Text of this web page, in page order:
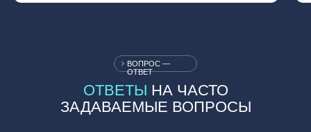
ОТВЕТЫ НА ЧАСТО
ЗАДАВАЕМЫЕ ВОПРОСЫ
ВОПРОС —
ОТВЕТ